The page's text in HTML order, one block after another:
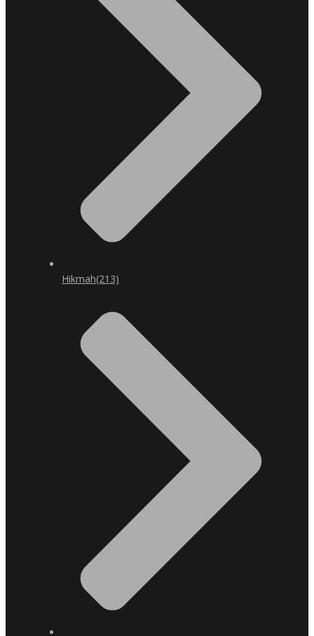
Hikmah(213)